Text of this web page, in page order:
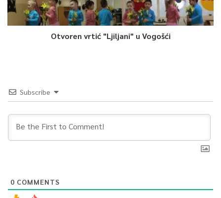
Otvoren vrtić "Ljiljani" u Vogošći
Subscribe
0 COMMENTS